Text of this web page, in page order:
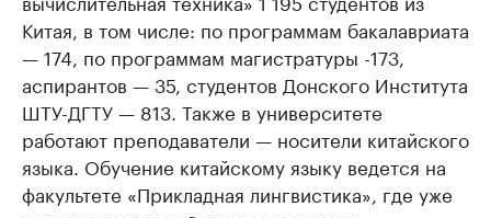
Китая, в том числе: по программам бакалавриата
— 174, по программам магистратуры -173,
аспирантов — 35, студентов Донского Института
ШТУ-ДГТУ — 813. Также в университете
работают преподаватели — носители китайского
языка. Обучение китайскому языку ведется на
факультете «Прикладная лингвистика», где уже